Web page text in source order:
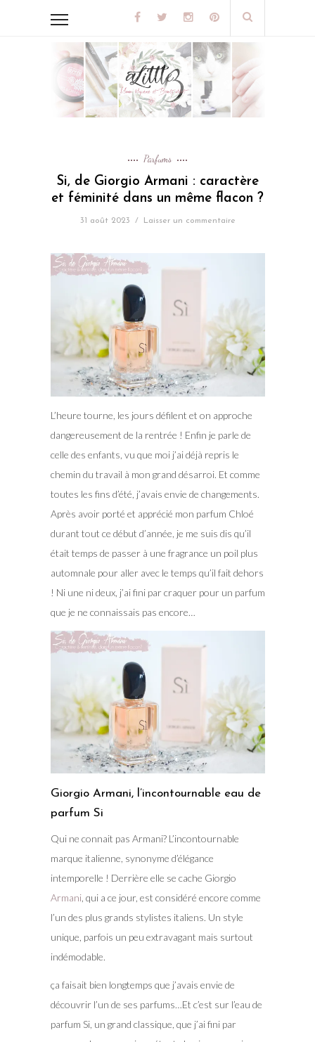
Parfums
Si, de Giorgio Armani : caractère
et féminité dans un même flacon ?
31 août 2023 / Laisser un commentaire
L’heure tourne, les jours défilent et on approche
dangereusement de la rentrée ! Enfin je parle de
celle des enfants, vu que moi j’ai déjà repris le
chemin du travail à mon grand désarroi. Et comme
toutes les fins d’été, j’avais envie de changements.
Après avoir porté et apprécié mon parfum Chloé
durant tout ce début d’année, je me suis dis qu’il
était temps de passer à une fragrance un poil plus
automnale pour aller avec le temps qu’il fait dehors
! Ni une ni deux, j’ai fini par craquer pour un parfum
que je ne connaissais pas encore…
Giorgio Armani, l’incontournable eau de
parfum Si
Qui ne connait pas Armani? L’incontournable
marque italienne, synonyme d’élégance
intemporelle ! Derrière elle se cache Giorgio
Armani, qui a ce jour, est considéré encore comme
l’un des plus grands stylistes italiens. Un style
unique, parfois un peu extravagant mais surtout
indémodable.
ça faisait bien longtemps que j’avais envie de
découvrir l’un de ses parfums…Et c’est sur l’eau de
parfum Si, un grand classique, que j’ai fini par